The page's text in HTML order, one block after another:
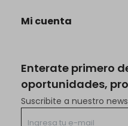
Enterate primero
oportunidades,
Suscribite a nuestro
Mi cuenta